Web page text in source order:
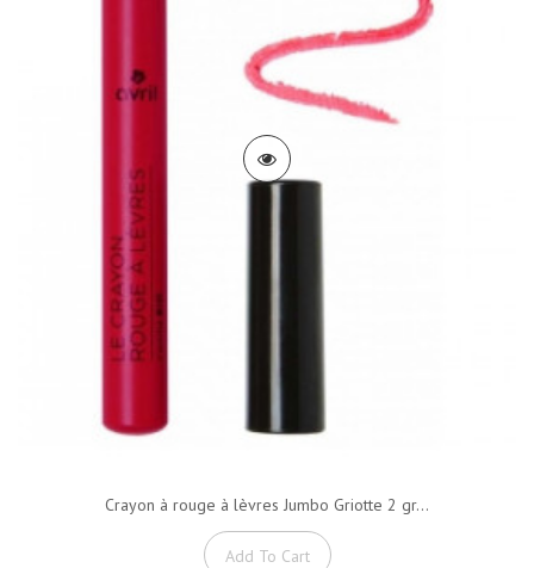
Crayon à rouge à lèvres Jumbo Griotte 2 gr...
Add To Cart